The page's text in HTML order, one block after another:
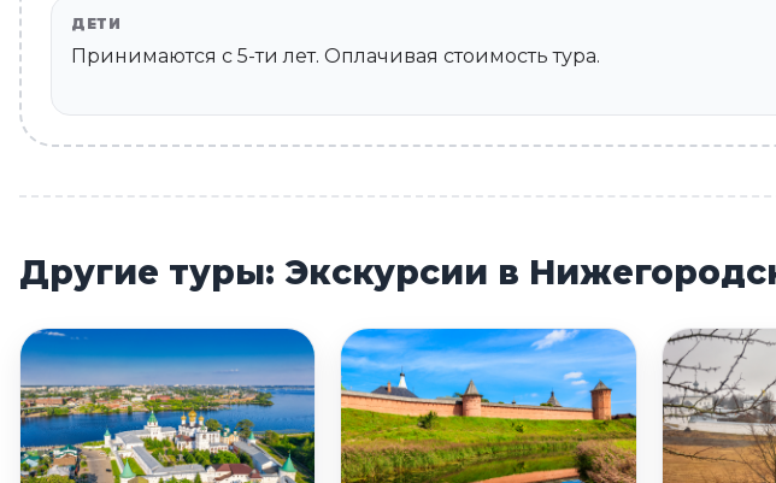
ДЕТИ
Принимаются c 5-ти лет. Оплачивая стоимость тура.
Другие туры: Экскурсии в